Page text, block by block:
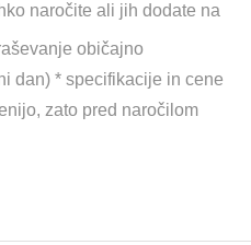
naročite ali jih dodate na
običajno
dan) * specifikacije in cene
zato pred naročilom